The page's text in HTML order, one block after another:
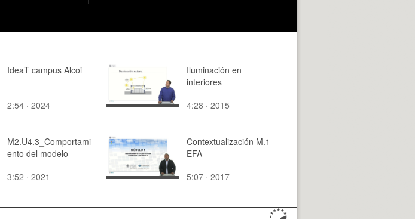
IdeaT campus Alcoi
2:54 · 2024
Iluminación en
interiores
4:28 · 2015
M2.U4.3_Comportami
ento del modelo
3:52 · 2021
Contextualización M.1
EFA
5:07 · 2017